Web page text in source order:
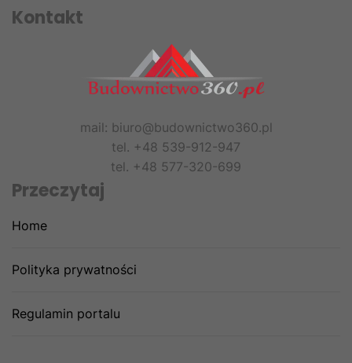
Kontakt
mail: biuro@budownictwo360.pl
tel. +48 539-912-947
tel. +48 577-320-699
Przeczytaj
Home
Polityka prywatności
Regulamin portalu